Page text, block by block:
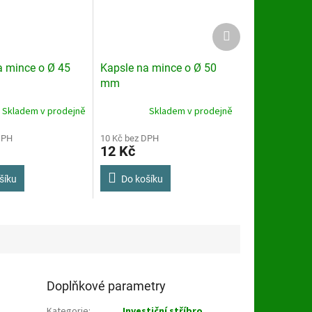
mince o Ø 45
Skladem v prodejně
Kapsle na mince o Ø 50
mm
Skladem v prodejně
10 Kč bez DPH
12 Kč
Do košíku
Další
produkt
Doplňkové parametry